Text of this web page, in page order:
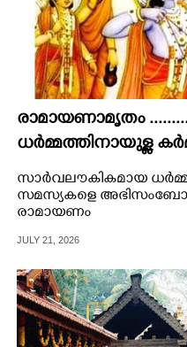
രാമായണാമൃതം
ധർമ്മത്തിനായുള്ള
സാർവലൗകികമായ
സമസ്യകളെ
രാമായണം
JULY 21, 2026